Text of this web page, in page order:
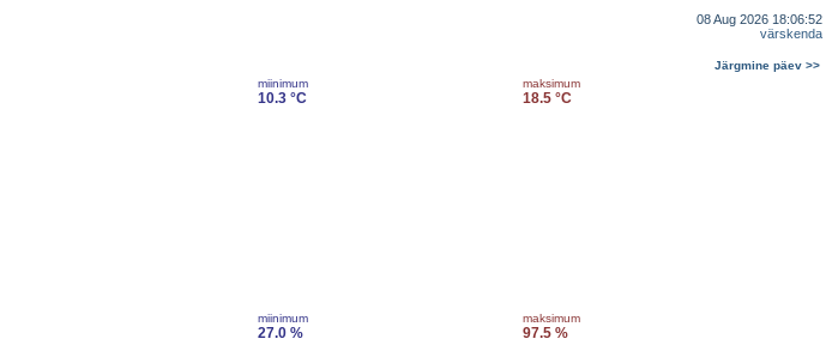
08 Aug 2026 18:06:52
värskenda
Järgmine päev >>
miinimum
10.3 °C
maksimum
18.5 °C
miinimum
27.0 %
maksimum
97.5 %